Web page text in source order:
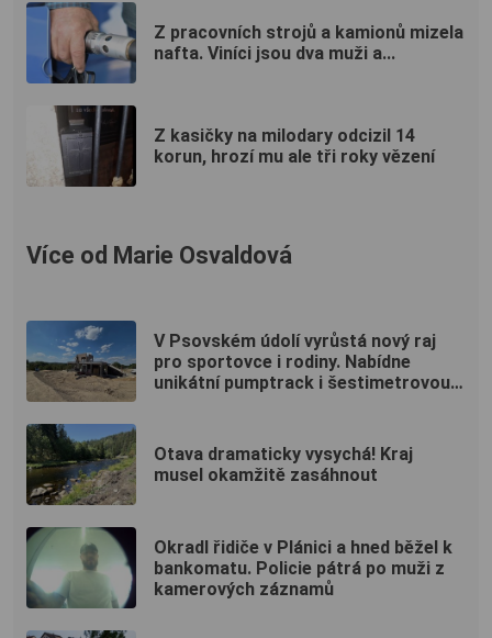
Z pracovních strojů a kamionů mizela
nafta. Viníci jsou dva muži a...
Z kasičky na milodary odcizil 14
korun, hrozí mu ale tři roky vězení
Více od Marie Osvaldová
V Psovském údolí vyrůstá nový raj
pro sportovce i rodiny. Nabídne
unikátní pumptrack i šestimetrovou
Otava dramaticky vysychá! Kraj
musel okamžitě zasáhnout
Okradl řidiče v Plánici a hned běžel k
bankomatu. Policie pátrá po muži z
kamerových záznamů